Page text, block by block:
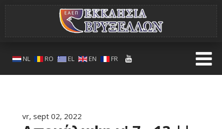
NL RO EL EN FR
vr, sept 02, 2022